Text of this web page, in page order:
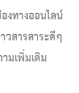
งทางออนไลน์
สารสาระดีๆ
มเพิ่มเติม